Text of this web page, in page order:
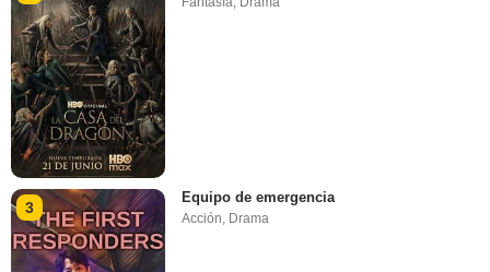
3
Equipo de emergencia
Acción, Drama